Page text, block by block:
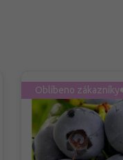
Oblíbeno